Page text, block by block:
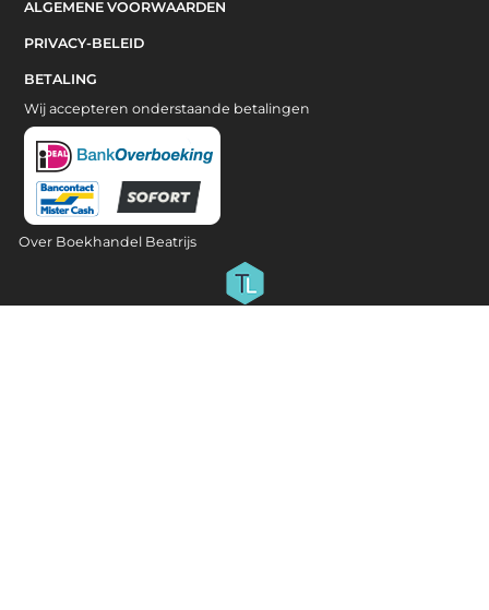
ALGEMENE VOORWAARDEN
PRIVACY-BELEID
BETALING
Wij accepteren onderstaande betalingen
Over Boekhandel Beatrijs